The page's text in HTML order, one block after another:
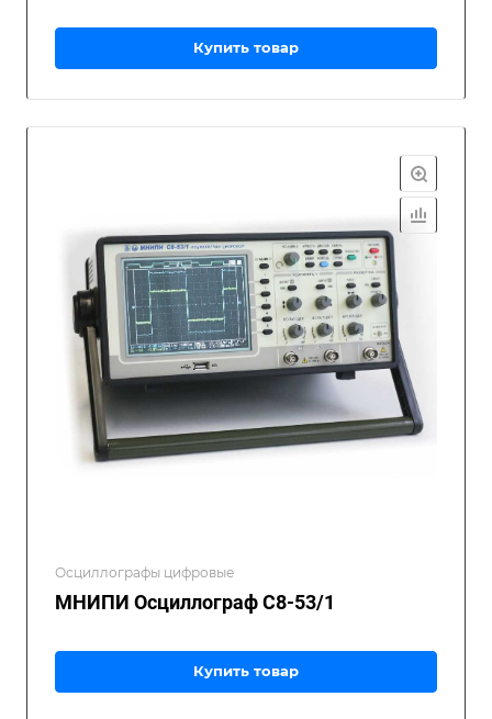
Купить товар
Осциллографы цифровые
МНИПИ Осциллограф С8-53/1
Купить товар